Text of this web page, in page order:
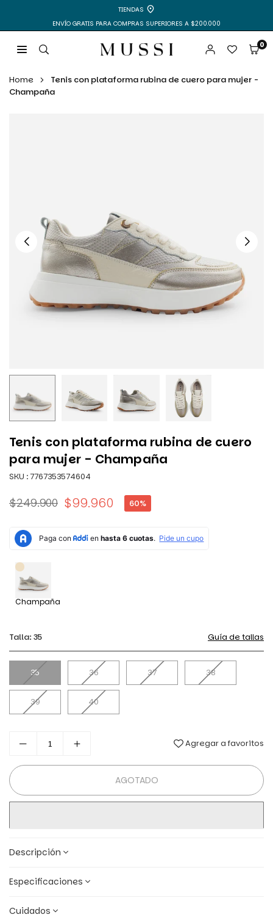
al
contenido
TIENDAS
ENVÍO GRATIS PARA COMPRAS SUPERIORES A $200.000
MUSSI
|
ZAPATOS
0
Home
Tenis con plataforma rubina de cuero para mujer -
Champaña
Tenis con plataforma rubina de cuero
para mujer - Champaña
SKU :7767353574604
Precio
$249.900 $99.960 60%
Champaña
Talla: 35 Guía de tallas
35 36 37 38
39 40
Agregar a favoritos
AGOTADO
Descripción
Especificaciones
Cuidados